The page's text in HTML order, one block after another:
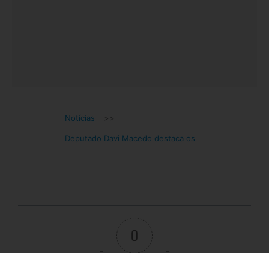
Notícias >>
Deputado Davi Macedo destaca os
0